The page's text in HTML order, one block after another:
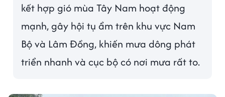
kết hợp gió mùa Tây Nam hoạt động
mạnh, gây hội tụ ẩm trên khu vực Nam
Bộ và Lâm Đồng, khiến mưa dông phát
triển nhanh và cục bộ có nơi mưa rất to.